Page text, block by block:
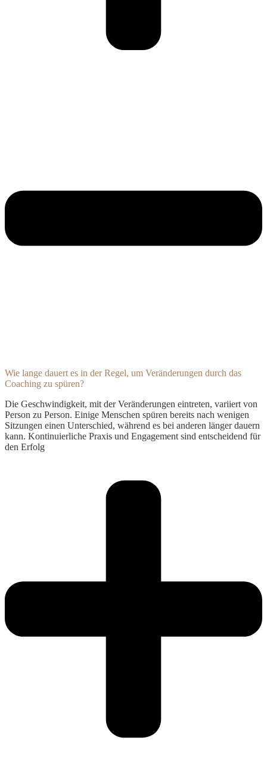
Wie lange dauert es in der Regel, um Veränderungen durch das
Coaching zu spüren?
Die Geschwindigkeit, mit der Veränderungen eintreten, variiert von
Person zu Person. Einige Menschen spüren bereits nach wenigen
Sitzungen einen Unterschied, während es bei anderen länger dauern
kann. Kontinuierliche Praxis und Engagement sind entscheidend für
den Erfolg